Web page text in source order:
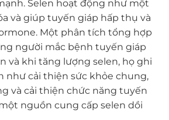
Selen hoạt động như một
và giúp tuyến giáp hấp thụ và
Một phân tích tổng hợp
người mắc bệnh tuyến giáp
và khi tăng lượng selen, họ ghi
như cải thiện sức khỏe chung,
và cải thiện chức năng tuyến
nguồn cung cấp selen dồi